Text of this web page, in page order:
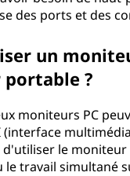
des ports et des
un
?
moniteurs PC
(interface
le
le travail simultané